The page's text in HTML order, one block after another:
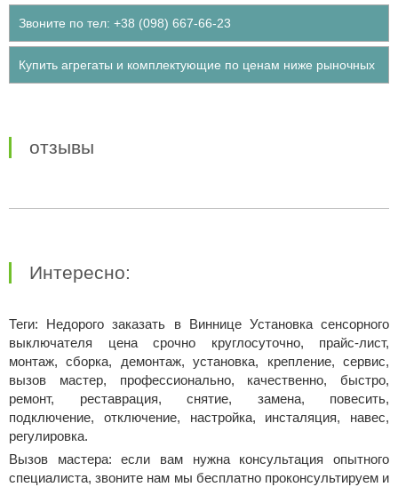
Звоните по тел: +38 (098) 667-66-23
Купить агрегаты и комплектующие по ценам ниже рыночных
отзывы
Интересно:
Теги: Недорого заказать в Виннице Установка сенсорного
выключателя цена срочно круглосуточно, прайс-лист,
монтаж, сборка, демонтаж, установка, крепление, сервис,
вызов мастер, профессионально, качественно, быстро,
ремонт, реставрация, снятие, замена, повесить,
подключение, отключение, настройка, инсталяция, навес,
регулировка.
Вызов мастера: если вам нужна консультация опытного
специалиста, звоните нам мы бесплатно проконсультируем и